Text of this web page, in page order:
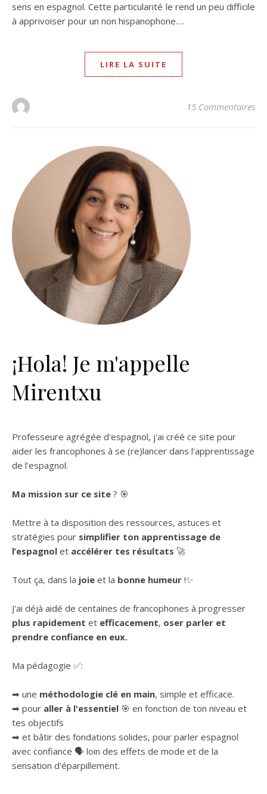
sens en espagnol. Cette particularité le rend un peu difficile
à apprivoiser pour un non hispanophone.…
LIRE LA SUITE
15 Commentaires
¡Hola! Je m'appelle
Mirentxu
Professeure agrégée d'espagnol, j'ai créé ce site pour
aider les francophones à se (re)lancer dans l'apprentissage
de l'espagnol.
Ma mission sur ce site ? 🎯
Mettre à ta disposition des ressources, astuces et
stratégies pour simplifier ton apprentissage de
l’espagnol et accélérer tes résultats 🚀
Tout ça, dans la joie et la bonne humeur !✨
J'ai déjà aidé de centaines de francophones à progresser
plus rapidement et efficacement, oser parler et
prendre confiance en eux.
Ma pédagogie ✅:
➡ une méthodologie clé en main, simple et efficace.
➡ pour aller à l'essentiel 🎯 en fonction de ton niveau et
tes objectifs
➡ et bâtir des fondations solides, pour parler espagnol
avec confiance 🗣 loin des effets de mode et de la
sensation d'éparpillement.